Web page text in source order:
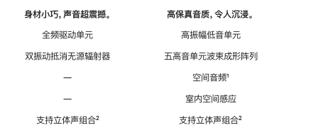
身材小巧，声音超震撼。
全频驱动单元
双振动抵消无源辐射器
—
—
支持立体声组合脚
²
高保真音质，令人沉浸。
高振幅低音单元
五高音单元波束成形阵列
空间音频脚
¹
室内空间感应
支持立体声组合脚
²